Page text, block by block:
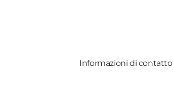
Informazioni di contatto